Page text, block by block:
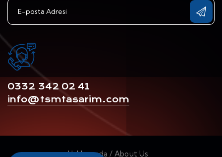
0332 342 02 41
info@tsmtasarim.com
Hakkımızda / About Us